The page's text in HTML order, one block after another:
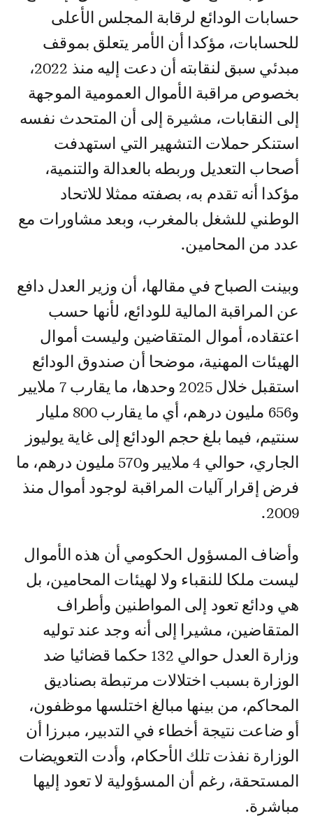
حسابات الودائع لرقابة المجلس الأعلى
للحسابات، مؤكدا أن الأمر يتعلق بموقف
مبدئي سبق لنقابته أن دعت إليه منذ 2022،
بخصوص مراقبة الأموال العمومية الموجهة
إلى النقابات، مشيرة إلى أن المتحدث نفسه
استنكر حملات التشهير التي استهدفت
أصحاب التعديل وربطه بالعدالة والتنمية،
مؤكدا أنه تقدم به، بصفته ممثلا للاتحاد
الوطني للشغل بالمغرب، وبعد مشاورات مع
عدد من المحامين.
وبينت الصباح في مقالها، أن وزير العدل دافع
عن المراقبة المالية للودائع، لأنها حسب
اعتقاده، أموال المتقاضين وليست أموال
الهيئات المهنية، موضحا أن صندوق الودائع
استقبل خلال 2025 وحدها، ما يقارب 7 ملايير
و656 مليون درهم، أي ما يقارب 800 مليار
سنتيم، فيما بلغ حجم الودائع إلى غاية يوليوز
الجاري، حوالي 4 ملايير و570 مليون درهم، ما
فرض إقرار آليات المراقبة لوجود أموال منذ
2009.
وأضاف المسؤول الحكومي أن هذه الأموال
ليست ملكا للنقباء ولا لهيئات المحامين، بل
هي ودائع تعود إلى المواطنين وأطراف
المتقاضين، مشيرا إلى أنه وجد عند توليه
وزارة العدل حوالي 132 حكما قضائيا ضد
الوزارة بسبب اختلالات مرتبطة بصناديق
المحاكم، من بينها مبالغ اختلسها موظفون،
أو ضاعت نتيجة أخطاء في التدبير، مبرزا أن
الوزارة نفذت تلك الأحكام، وأدت التعويضات
المستحقة، رغم أن المسؤولية لا تعود إليها
مباشرة.